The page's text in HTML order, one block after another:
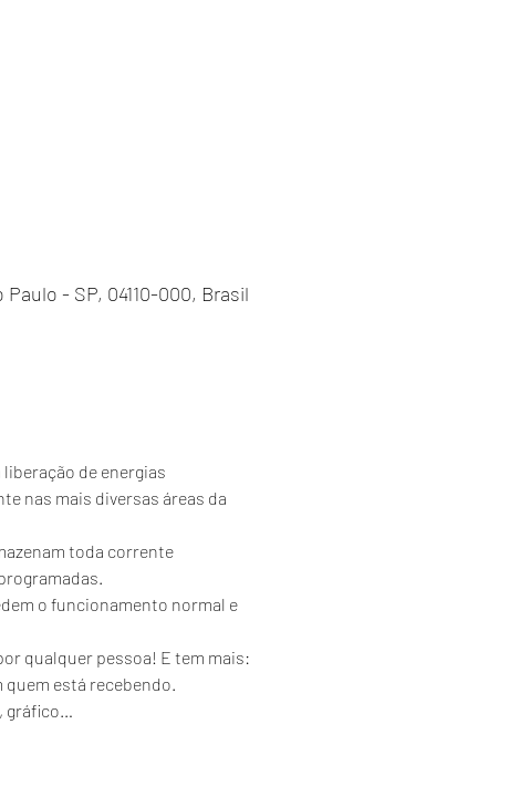
- SP, 04110-000, Brasil
de energias
nas mais diversas áreas da
toda corrente
o funcionamento normal e
qualquer pessoa! E tem mais:
está recebendo.